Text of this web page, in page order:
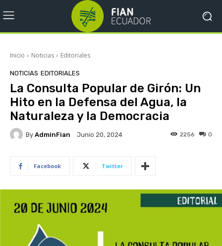
Inicio Noticias Editoriales
NOTICIAS EDITORIALES
La Consulta Popular de Girón: Un
Hito en la Defensa del Agua, la
Naturaleza y la Democracia
By AdminFian Junio 20, 2024 0
2256
Facebook Twitter